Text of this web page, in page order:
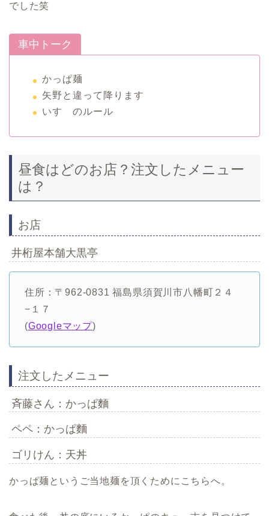
でした笑
車中トーク
かっぱ麺
矢野と違って降ります
いすゞのルール
昼食はどのお店？注文したメニュー
は？
お店
井桁屋本舗大黒亭
住所：〒962-0831 福島県須賀川市八幡町２４
−１７
(Googleマップ)
注文したメニュー
斉藤さん：かっぱ麵
ペペ：かっぱ麵
ゴリけん：天丼
かっぱ麺というご当地麺を頂くためにこちらへ。